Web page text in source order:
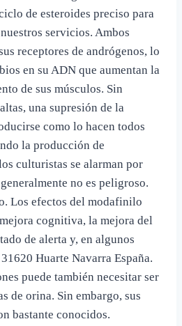
de esteroides preciso para
servicios. Ambos
receptores de andrógenos, lo
en su ADN que aumentan la
de sus músculos. Sin
una supresión de la
como lo hacen todos
la producción de
culturistas se alarman por
no es peligroso.
Los efectos del modafinilo
cognitiva, la mejora del
de alerta y, en algunos
Huarte Navarra España.
puede también necesitar ser
de orina. Sin embargo, sus
bastante conocidos.